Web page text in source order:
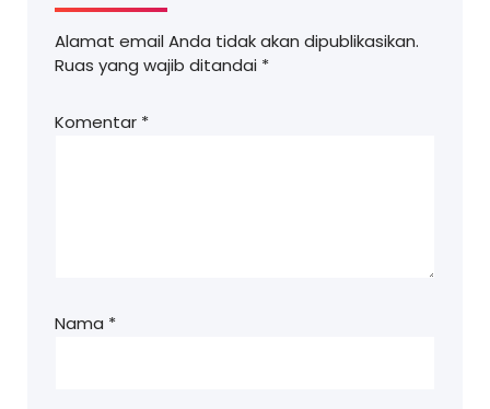
Alamat email Anda tidak akan dipublikasikan.
Ruas yang wajib ditandai *
Komentar *
Nama *